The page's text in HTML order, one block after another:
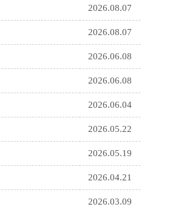
2026.08.07
2026.08.07
2026.06.08
2026.06.08
2026.06.04
2026.05.22
2026.05.19
2026.04.21
2026.03.09